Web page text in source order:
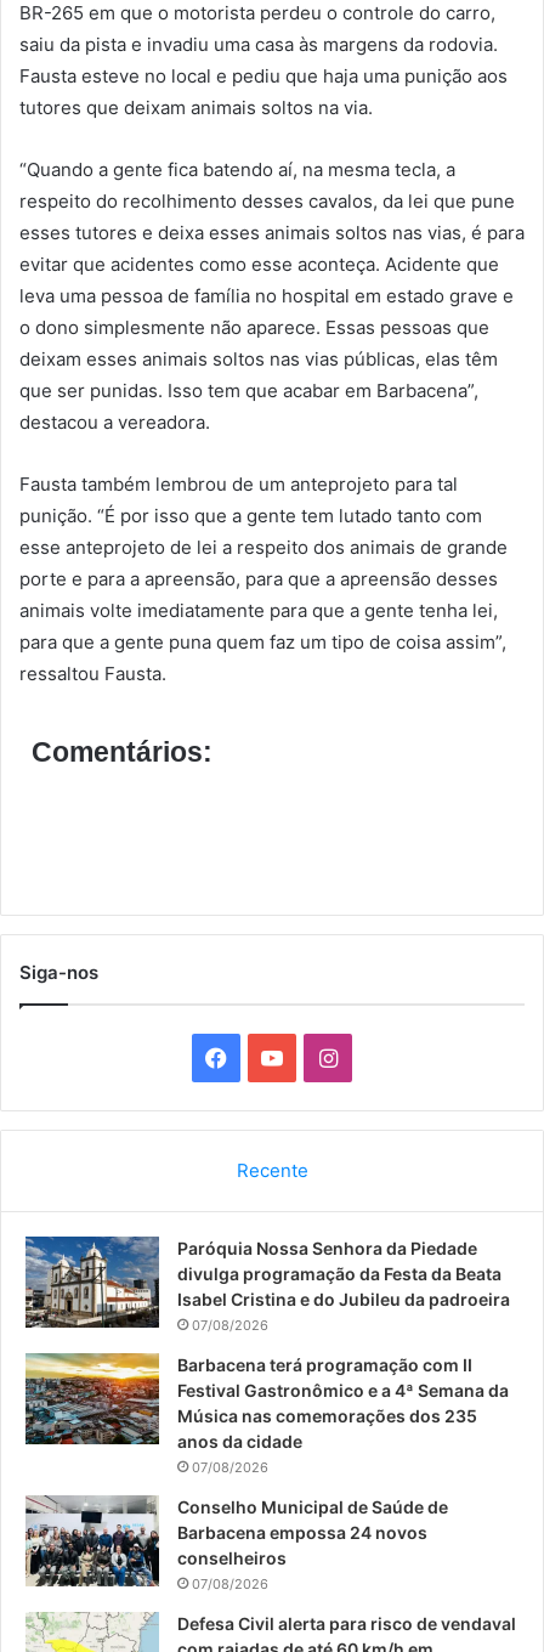
BR-265 em que o motorista perdeu o controle do carro,
saiu da pista e invadiu uma casa às margens da rodovia.
Fausta esteve no local e pediu que haja uma punição aos
tutores que deixam animais soltos na via.
“Quando a gente fica batendo aí, na mesma tecla, a
respeito do recolhimento desses cavalos, da lei que pune
esses tutores e deixa esses animais soltos nas vias, é para
evitar que acidentes como esse aconteça. Acidente que
leva uma pessoa de família no hospital em estado grave e
o dono simplesmente não aparece. Essas pessoas que
deixam esses animais soltos nas vias públicas, elas têm
que ser punidas. Isso tem que acabar em Barbacena”,
destacou a vereadora.
Fausta também lembrou de um anteprojeto para tal
punição. “É por isso que a gente tem lutado tanto com
esse anteprojeto de lei a respeito dos animais de grande
porte e para a apreensão, para que a apreensão desses
animais volte imediatamente para que a gente tenha lei,
para que a gente puna quem faz um tipo de coisa assim”,
ressaltou Fausta.
Comentários:
Siga-nos
a
b
o
k
o
u
b
I
n
a
g
a
Recente
Paróquia Nossa Senhora da Piedade
divulga programação da Festa da Beata
Isabel Cristina e do Jubileu da padroeira
07/08/2026
Barbacena terá programação com II
Festival Gastronômico e a 4ª Semana da
Música nas comemorações dos 235
anos da cidade
07/08/2026
Conselho Municipal de Saúde de
Barbacena empossa 24 novos
conselheiros
07/08/2026
Defesa Civil alerta para risco de vendaval